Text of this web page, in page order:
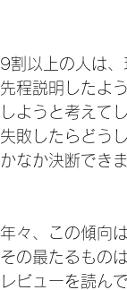
9割以上の人は、
先程説明したよ
しようと考えて
失敗したらどう
かなか決断できま
年々、この傾向
その最たるもの
レビューを読ん